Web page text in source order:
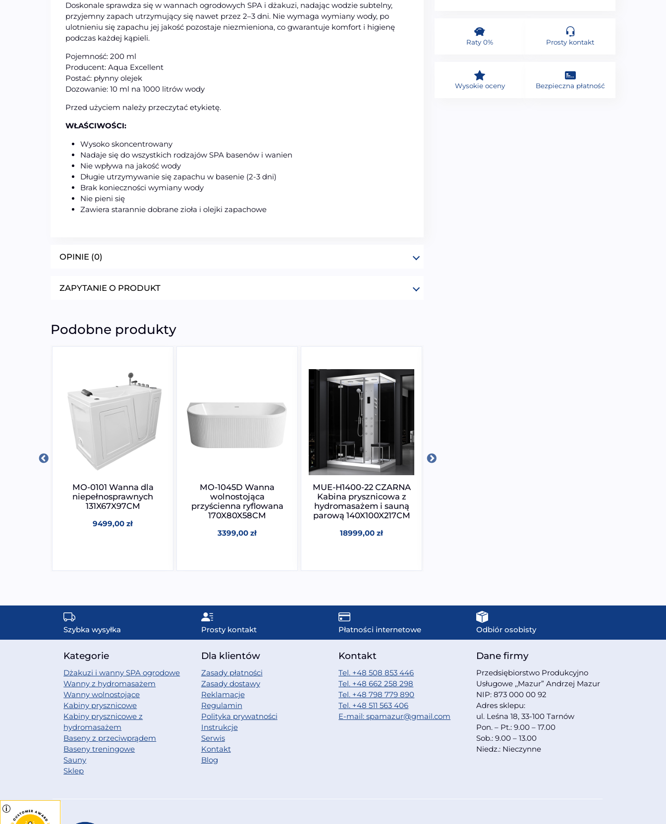
Doskonale sprawdza się w wannach ogrodowych SPA i dżakuzi, nadając wodzie subtelny,
przyjemny zapach utrzymujący się nawet przez 2–3 dni. Nie wymaga wymiany wody, po
ulotnieniu się zapachu jej jakość pozostaje niezmieniona, co gwarantuje komfort i higienę
podczas każdej kąpieli.
Pojemność: 200 ml
Producent: Aqua Excellent
Postać: płynny olejek
Dozowanie: 10 ml na 1000 litrów wody
Przed użyciem należy przeczytać etykietę.
WŁAŚCIWOŚCI:
Wysoko skoncentrowany
Nadaje się do wszystkich rodzajów SPA basenów i wanien
Nie wpływa na jakość wody
Długie utrzymywanie się zapachu w basenie (2-3 dni)
Brak konieczności wymiany wody
Nie pieni się
Zawiera starannie dobrane zioła i olejki zapachowe
OPINIE (0)
ZAPYTANIE O PRODUKT
Podobne produkty
MO-0101 Wanna dla
niepełnosprawnych
131X67X97CM
9499,00 zł
MO-1045D Wanna
wolnostojąca
przyścienna ryflowana
170X80X58CM
3399,00 zł
MUE-H1400-22 CZARNA
Kabina prysznicowa z
hydromasażem i sauną
parową 140X100X217CM
18999,00 zł
Raty 0% Prosty kontakt
Wysokie oceny Bezpieczna płatność
Szybka wysyłka Prosty kontakt Płatności internetowe Odbiór osobisty
Kategorie
Dżakuzi i wanny SPA ogrodowe
Wanny z hydromasażem
Wanny wolnostojące
Kabiny prysznicowe
Kabiny prysznicowe z
hydromasażem
Baseny z przeciwprądem
Baseny treningowe
Sauny
Sklep
Dla klientów
Zasady płatności
Zasady dostawy
Reklamacje
Regulamin
Polityka prywatności
Instrukcje
Serwis
Kontakt
Blog
Kontakt
Tel. +48 508 853 446
Tel. +48 662 258 298
Tel. +48 798 779 890
Tel. +48 511 563 406
E-mail: spamazur@gmail.com
Dane firmy
Przedsiębiorstwo Produkcyjno
Usługowe ,,Mazur” Andrzej Mazur
NIP: 873 000 00 92
Adres sklepu:
ul. Leśna 18, 33-100 Tarnów
Pon. – Pt.: 9.00 – 17.00
Sob.: 9.00 – 13.00
Niedz.: Nieczynne